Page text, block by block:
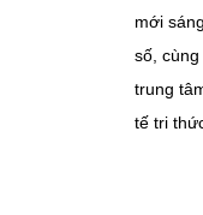
mới
số,
trung
tế tri